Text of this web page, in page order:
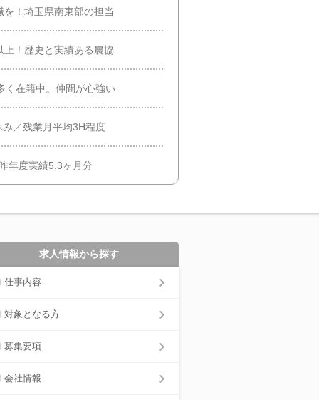
！埼玉県南東部の担当
！歴史と実績ある農協
く在籍中。仲間が心強い
／残業月平均3H程度
年度実績5.3ヶ月分
求人情報から探す
仕事内容
対象となる方
募集要項
会社情報